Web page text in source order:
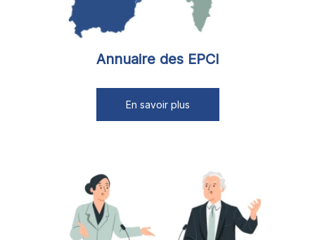
Annuaire des EPCI